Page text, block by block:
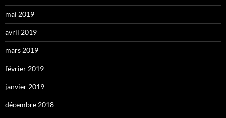
mai 2019
avril 2019
mars 2019
février 2019
janvier 2019
décembre 2018